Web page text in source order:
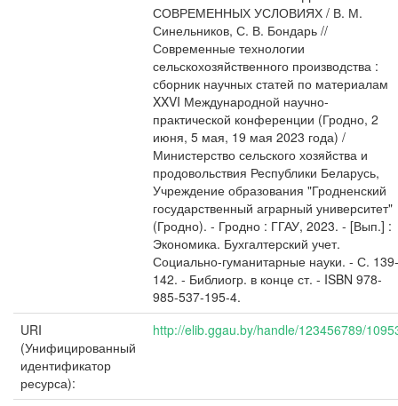
СОВРЕМЕННЫХ УСЛОВИЯХ / В. М.
Синельников, С. В. Бондарь //
Современные технологии
сельскохозяйственного производства :
сборник научных статей по материалам
XXVI Международной научно-
практической конференции (Гродно, 2
июня, 5 мая, 19 мая 2023 года) /
Министерство сельского хозяйства и
продовольствия Республики Беларусь,
Учреждение образования "Гродненский
государственный аграрный университет"
(Гродно). - Гродно : ГГАУ, 2023. - [Вып.] :
Экономика. Бухгалтерский учет.
Социально-гуманитарные науки. - С. 139-
142. - Библиогр. в конце ст. - ISBN 978-
985-537-195-4.
URI
(Унифицированный
идентификатор
ресурса):
http://elib.ggau.by/handle/123456789/